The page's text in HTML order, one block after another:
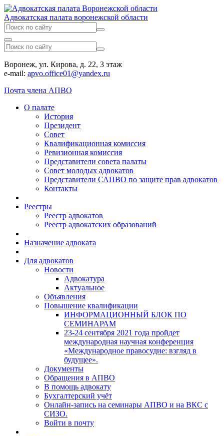
Адвокатская палата воронежской области
Воронеж, ул. Кирова, д. 22, 3 этаж
e-mail: apvo.office01@yandex.ru
Почта члена АПВО
О палате
История
Президент
Совет
Квалификационная комиссия
Ревизионная комиссия
Представители совета палаты
Совет молодых адвокатов
Представители САПВО по защите прав адвокатов
Контакты
Реестры
Реестр адвокатов
Реестр адвокатских образований
Назначение адвоката
Для адвокатов
Новости
Адвокатура
Актуальное
Объявления
Повышение квалификации
ИНФОРМАЦИОННЫЙ БЛОК ПО
СЕМИНАРАМ
23-24 сентября 2021 года пройдет
международная научная конференция
«Международное правосудие: взгляд в
будущее».
Документы
Обращения в АПВО
В помощь адвокату
Бухгалтерский учёт
Онлайн-запись на семинары АПВО и на ВКС с
СИЗО.
Войти в почту